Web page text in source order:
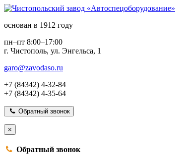
основан в 1912 году
пн–пт 8:00–17:00
г. Чистополь, ул. Энгельса, 1
garo@zavodaso.ru
+7 (84342) 4-32-84
+7 (84342) 4-35-64
Обратный звонок
×
Обратный звонок